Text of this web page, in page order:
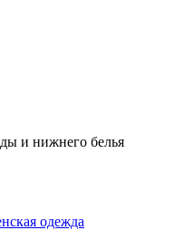
и нижнего белья
одежда